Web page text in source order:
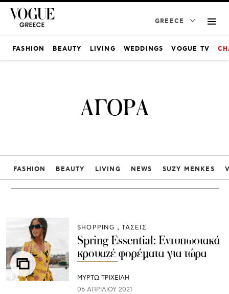
GREECE
FASHION BEAUTY LIVING WEDDINGS VOGUE TV
ΑΓΟΡΑ
FASHION BEAUTY LIVING NEWS SUZY MENKES
SHOPPING ΤΑΣΕΙΣ
Spring Essential: Εντυπωσιακά
κρουαζέ φορέματα για τώρα
ΜΥΡΤΩ ΤΡΙΧΕΙΛΗ
06 ΑΠΡΙΛΊΟΥ 2021